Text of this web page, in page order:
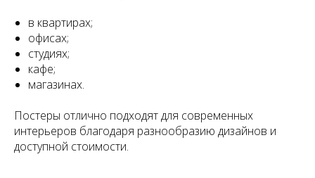
в квартирах;
офисах;
студиях;
кафе;
магазинах.
Постеры отлично подходят для современных
интерьеров благодаря разнообразию дизайнов и
доступной стоимости.